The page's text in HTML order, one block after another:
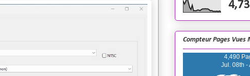
Compteur Pages Vues
4,490
Jul. 08th -